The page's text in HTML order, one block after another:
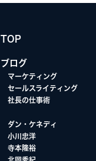
TOP
ブログ
マーケティング
セールスライティング
社長の仕事術
ダン・ケネディ
小川忠洋
寺本隆裕